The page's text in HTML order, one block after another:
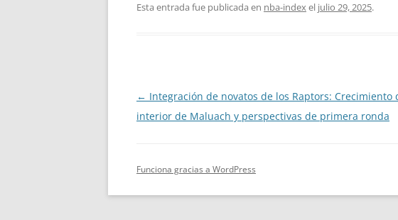
Esta entrada fue publicada en nba-indexel julio 29, 2025.
Navegación
de
← Integración de novatos de los Raptors: Crecimiento
interior de Maluach y perspectivas de primera ronda
Funciona gracias a WordPress